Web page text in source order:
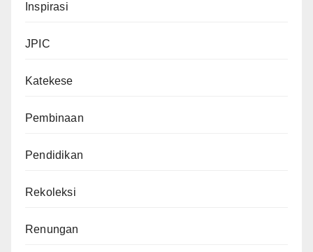
Inspirasi
JPIC
Katekese
Pembinaan
Pendidikan
Rekoleksi
Renungan